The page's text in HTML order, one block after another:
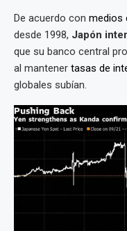
De acuerdo con medios
desde 1998, Japón
que su banco central
al mantener tasas de
globales subían.